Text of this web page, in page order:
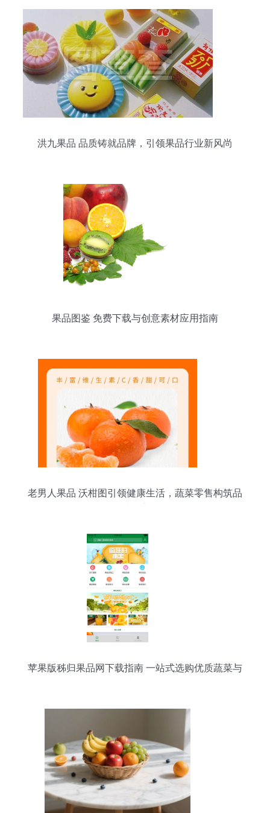
洪九果品 品质铸就品牌，引领果品行业新风尚
果品图鉴 免费下载与创意素材应用指南
老男人果品 沃柑图引领健康生活，蔬菜零售构筑品
苹果版秭归果品网下载指南 一站式选购优质蔬菜与